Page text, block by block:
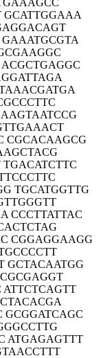
GCATTGGAAA
CGCACAAGCG
TGCATGGTTG
CCCTTATTAC
CGGAGGAAGG
GCTACAATGG
ATTCTCAGTT
GCGGATCAGC
ATGAGAGTTT